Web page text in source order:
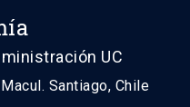
UC
Santiago, Chile